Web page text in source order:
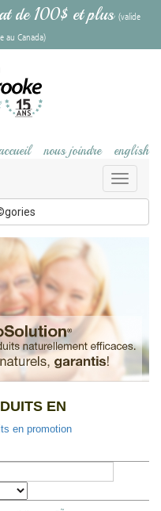
de 100$ et plus (valide
au Canada)
nous joindre english
Toggle
EN
en promotion